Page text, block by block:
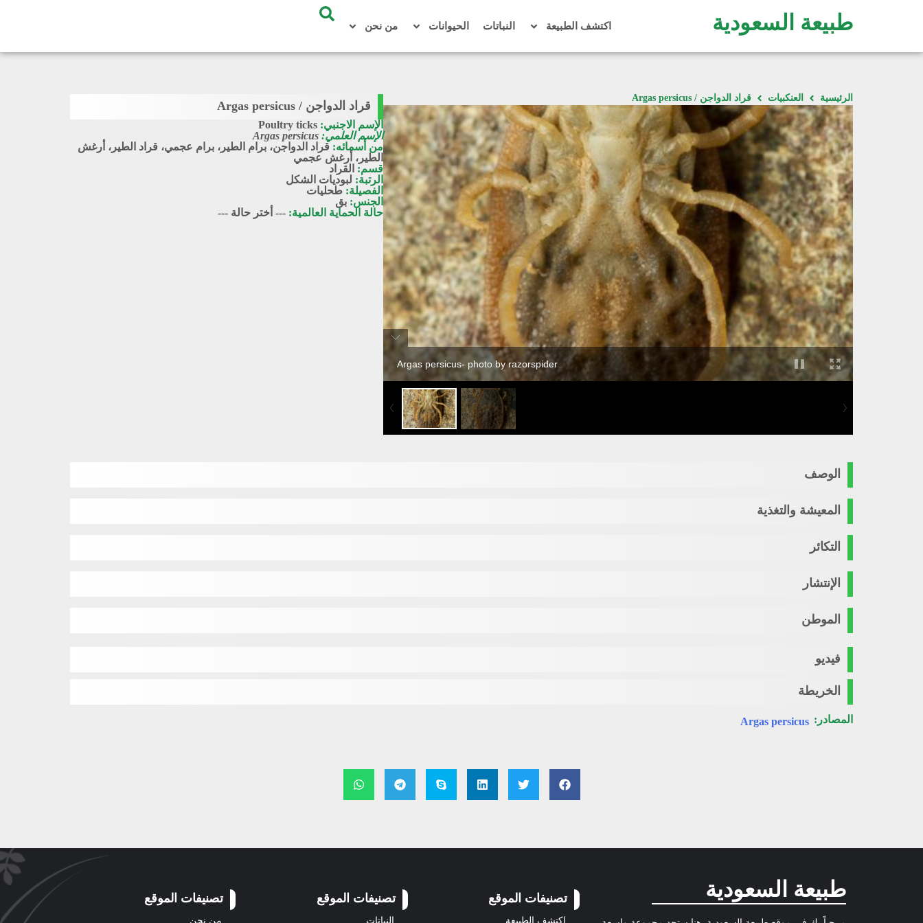
طبيعة السعودية اكتشف الطبيعة النباتات الحيوانات من نحن
الرئيسية العنكبيات قراد الدواجن / Argas persicus
Argas persicus- photo by razorspider
قراد الدواجن / Argas persicus
الإسم الاجنبي: Poultry ticks
الإسم العلمي: Argas persicus
من أسمائه: قراد الدواجن، برام الطير، برام عجمي، قراد الطير، أرغش
الطير، أرغش عجمي
قسم: القراد
الرتبة: لبوديات الشكل
الفصيلة: طحليات
الجنس: بق
حالة الحماية العالمية: --- أختر حالة ---
الوصف
المعيشة والتغذية
التكائر
الإنتشار
الموطن
فيديو
الخريطة
المصادر: Argas persicus
طبيعة السعودية تصنيفات الموقع
اكتشف الطبيعة
تصنيفات الموقع
النباتات
تصنيفات الموقع
من نحن